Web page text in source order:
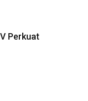
Perkuat